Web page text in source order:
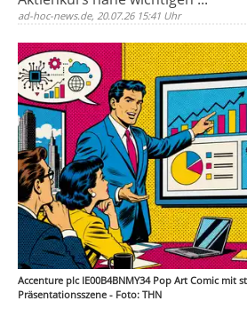
ad-hoc-news.de, 20.07.26 15:41 Uhr
Accenture plc IE00B4BNMY34 Pop Art Comic mit
Präsentationsszene - Foto: THN